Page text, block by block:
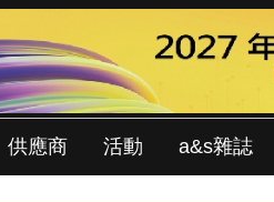
供應商 活動 a&s雜誌